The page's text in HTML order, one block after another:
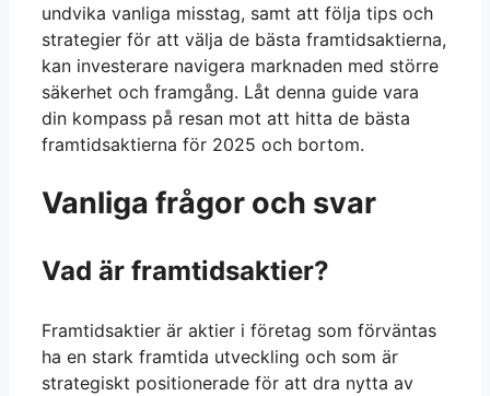
undvika vanliga misstag, samt att följa tips och
strategier för att välja de bästa framtidsaktierna,
kan investerare navigera marknaden med större
säkerhet och framgång. Låt denna guide vara
din kompass på resan mot att hitta de bästa
framtidsaktierna för 2025 och bortom.
Vanliga frågor och svar
Vad är framtidsaktier?
Framtidsaktier är aktier i företag som förväntas
ha en stark framtida utveckling och som är
strategiskt positionerade för att dra nytta av